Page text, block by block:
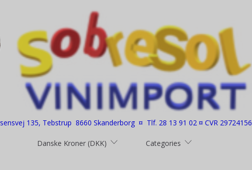
135, Tebstrup 8660 Skanderborg ¤ Tlf. 28 13 91 02 ¤ CVR 29724156
Danske Kroner (DKK) Categories